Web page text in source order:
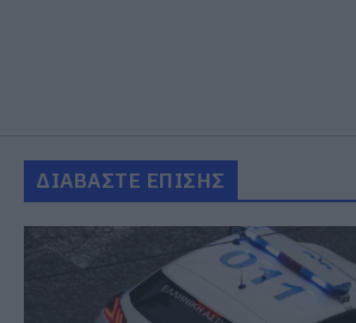
ΔΙΑΒΑΣΤΕ ΕΠΙΣΗΣ